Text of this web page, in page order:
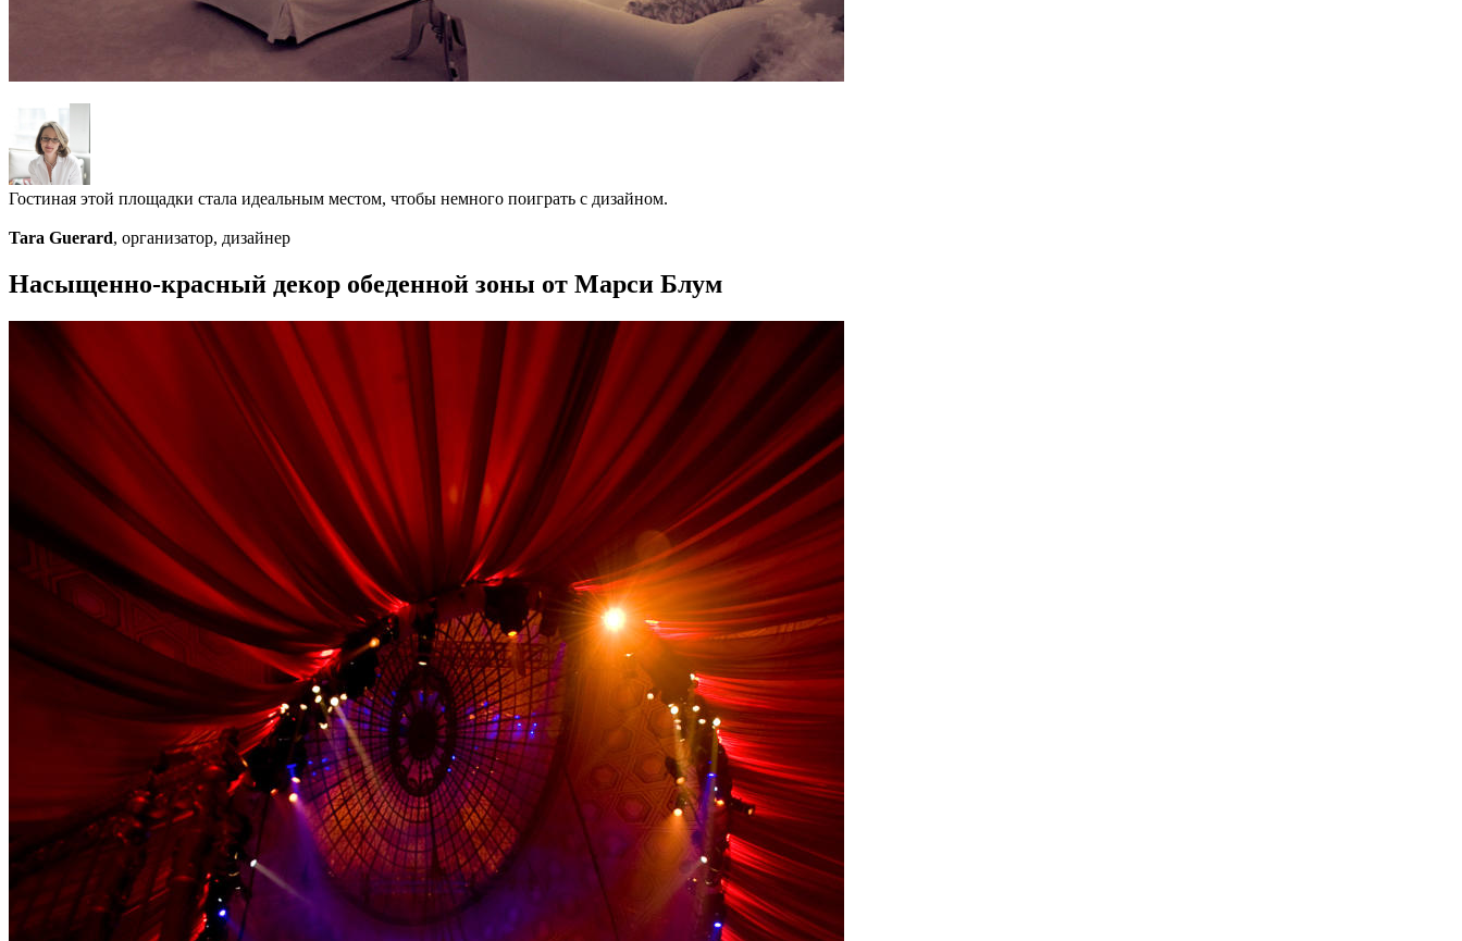
Гостиная этой площадки стала идеальным местом, чтобы немного поиграть с дизайном.
Tara Guerard, организатор, дизайнер
Насыщенно-красный декор обеденной зоны от Марси Блум